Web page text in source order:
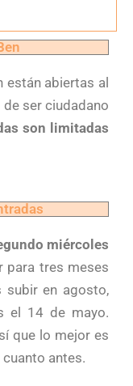
están abiertas al
de ser ciudadano
son limitadas
miércoles
para tres meses
subir en agosto,
el 14 de mayo.
que lo mejor es
antes.